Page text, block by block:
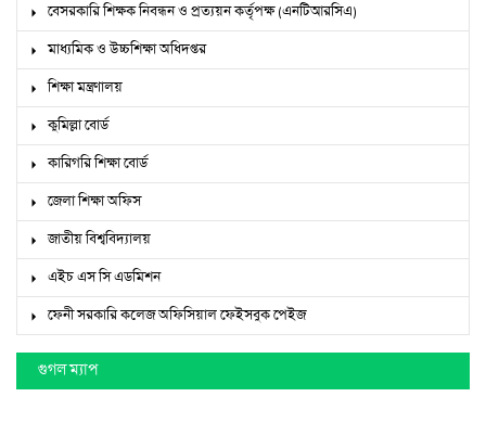
বেসরকারি শিক্ষক নিবন্ধন ও প্রত্যয়ন কর্তৃপক্ষ (এনটিআরসিএ)
মাধ্যমিক ও উচ্চশিক্ষা অধিদপ্তর
শিক্ষা মন্ত্রণালয়
কুমিল্লা বোর্ড
কারিগরি শিক্ষা বোর্ড
জেলা শিক্ষা অফিস
জাতীয় বিশ্ববিদ্যালয়
এইচ এস সি এডমিশন
ফেনী সরকারি কলেজ অফিসিয়াল ফেইসবুক পেইজ
গুগল ম্যাপ